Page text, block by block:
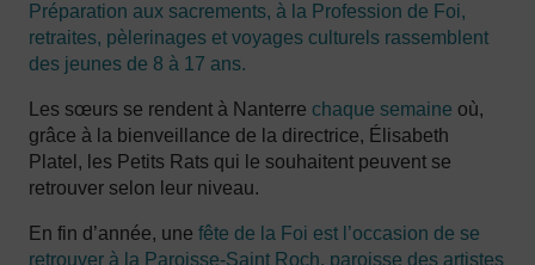
Préparation aux sacrements, à la Profession de Foi,
retraites, pèlerinages et voyages culturels rassemblent
des jeunes de 8 à 17 ans.
Les sœurs se rendent à Nanterre chaque semaine où,
grâce à la bienveillance de la directrice, Élisabeth
Platel, les Petits Rats qui le souhaitent peuvent se
retrouver selon leur niveau.
En fin d’année, une fête de la Foi est l’occasion de se
retrouver à la Paroisse-Saint Roch, paroisse des artistes